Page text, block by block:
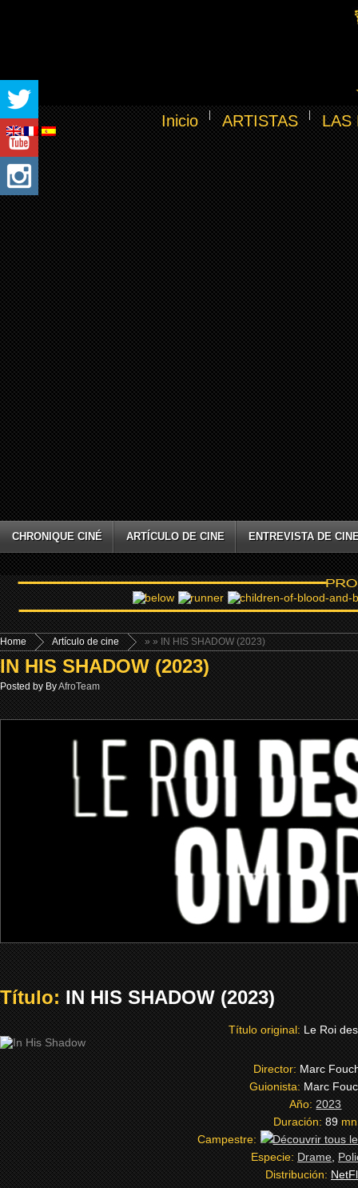
Inicio ARTISTAS LAS
CHRONIQUE CINÉ ARTÍCULO DE CINE ENTREVISTA DE
Home »
Artículo de cine » IN HIS SHADOW (2023)
IN HIS SHADOW (2023)
Posted by ByAfroTeam
Título:IN HIS SHADOW (2023)
Título original:Le Roi
Director:Marc
Guionista:Marc
Año:2023
Duración:89mn
Campestre:
Especie:Drame,
Distribución: